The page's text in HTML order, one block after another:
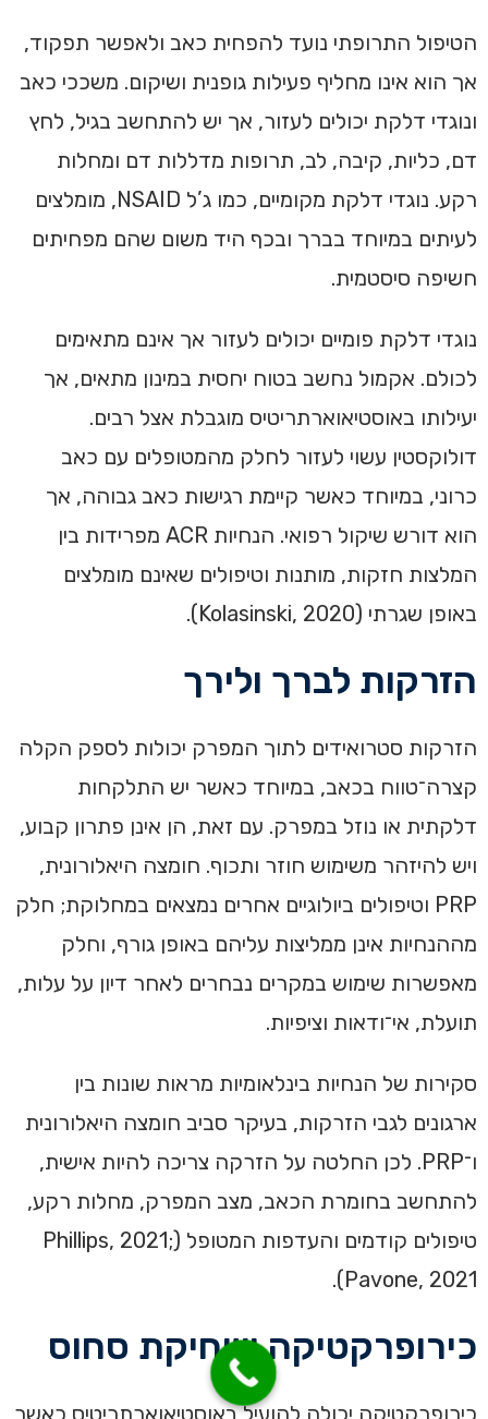
הטיפול התרופתי נועד להפחית כאב ולאפשר תפקוד,
אך הוא אינו מחליף פעילות גופנית ושיקום. משככי כאב
ונוגדי דלקת יכולים לעזור, אך יש להתחשב בגיל, לחץ
דם, כליות, קיבה, לב, תרופות מדללות דם ומחלות
רקע. נוגדי דלקת מקומיים, כמו ג’ל NSAID, מומלצים
לעיתים במיוחד בברך ובכף היד משום שהם מפחיתים
חשיפה סיסטמית.
נוגדי דלקת פומיים יכולים לעזור אך אינם מתאימים
לכולם. אקמול נחשב בטוח יחסית במינון מתאים, אך
יעילותו באוסטיאוארתריטיס מוגבלת אצל רבים.
דולוקסטין עשוי לעזור לחלק מהמטופלים עם כאב
כרוני, במיוחד כאשר קיימת רגישות כאב גבוהה, אך
הוא דורש שיקול רפואי. הנחיות ACR מפרידות בין
המלצות חזקות, מותנות וטיפולים שאינם מומלצים
באופן שגרתי (Kolasinski, 2020).
הזרקות לברך ולירך
הזרקות סטרואידים לתוך המפרק יכולות לספק הקלה
קצרה־טווח בכאב, במיוחד כאשר יש התלקחות
דלקתית או נוזל במפרק. עם זאת, הן אינן פתרון קבוע,
ויש להיזהר משימוש חוזר ותכוף. חומצה היאלורונית,
PRP וטיפולים ביולוגיים אחרים נמצאים במחלוקת; חלק
מההנחיות אינן ממליצות עליהם באופן גורף, וחלק
מאפשרות שימוש במקרים נבחרים לאחר דיון על עלות,
תועלת, אי־ודאות וציפיות.
סקירות של הנחיות בינלאומיות מראות שונות בין
ארגונים לגבי הזרקות, בעיקר סביב חומצה היאלורונית
ו־PRP. לכן החלטה על הזרקה צריכה להיות אישית,
להתחשב בחומרת הכאב, מצב המפרק, מחלות רקע,
טיפולים קודמים והעדפות המטופל (Phillips, 2021;
Pavone, 2021).
כירופרקטיקה ושחיקת סחוס